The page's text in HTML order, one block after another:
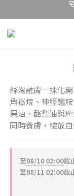
\ 限時
絲滑融膚一抹化
角鯊烷、神經醯
果油、酪梨油與
同時養膚，綻放
至08/10 02:00截
至08/11 02:00截